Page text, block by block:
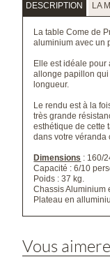
DESCRIPTION LA
La table Come de
aluminium avec un
Elle est idéale pour
allonge papillon qui
longueur.
Le rendu est à la
très grande
esthétique de cette
dans votre véranda
Dimensions : 160/
Capacité : 6/10
Poids : 37 kg.
Chassis Aluminium
Plateau en
Vous